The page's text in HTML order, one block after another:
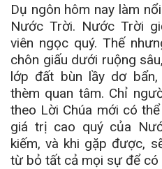
Dụ ngôn hôm nay làm
Nước Trời. Nước Trời
viên ngọc quý. Thế
chôn giấu dưới ruộng
lớp đất bùn lầy dơ
thèm quan tâm. Chỉ
theo Lời Chúa mới có
giá trị cao quý của
kiếm, và khi gặp được,
từ bỏ tất cả mọi sự để